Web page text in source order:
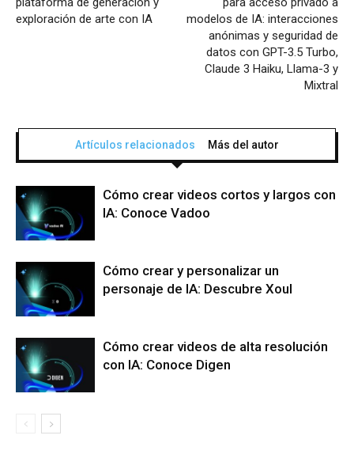
exploración de arte con IA
modelos de IA: interacciones
anónimas y seguridad de
datos con GPT-3.5 Turbo,
Claude 3 Haiku, Llama-3 y
Mixtral
Artículos relacionados Más del autor
Cómo crear videos cortos y largos con
IA: Conoce Vadoo
Cómo crear y personalizar un
personaje de IA: Descubre Xoul
Cómo crear videos de alta resolución
con IA: Conoce Digen